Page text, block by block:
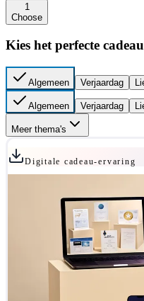
1
Choose
Kies het perfecte
Algemeen Verjaardag
Algemeen Verjaardag
Meer thema's
Digitale cadeau-ervaring